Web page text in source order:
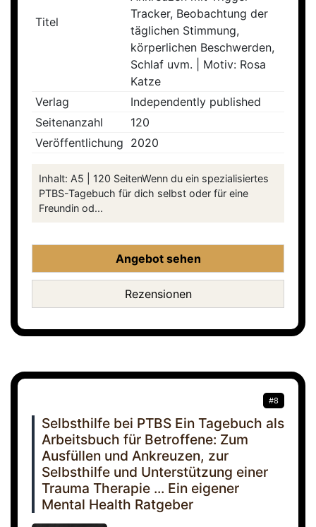
Titel
Tracker, Beobachtung der
täglichen Stimmung,
körperlichen Beschwerden,
Schlaf uvm. | Motiv: Rosa
Katze
Verlag
Independently published
Seitenanzahl
120
Veröffentlichung 2020
Inhalt: A5 | 120 SeitenWenn du ein spezialisiertes
PTBS-Tagebuch für dich selbst oder für eine
Freundin od...
Angebot sehen
Rezensionen
#8
Selbsthilfe bei PTBS Ein Tagebuch als
Arbeitsbuch für Betroffene: Zum
Ausfüllen und Ankreuzen, zur
Selbsthilfe und Unterstützung einer
Trauma Therapie ... Ein eigener
Mental Health Ratgeber